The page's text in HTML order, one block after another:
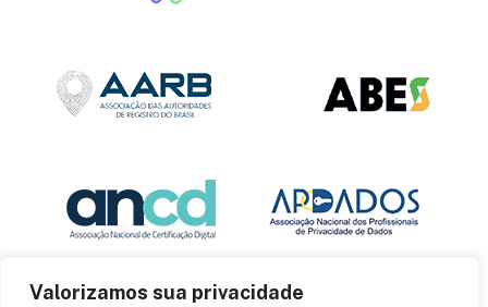
Valorizamos sua privacidade